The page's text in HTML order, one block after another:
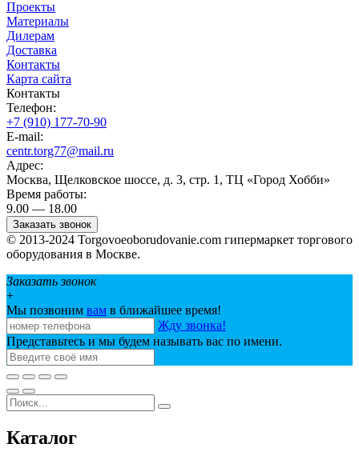
Проекты
Материалы
Дилерам
Доставка
Контакты
Карта сайта
Контакты
Телефон:
+7 (910) 177-70-90
E-mail:
centr.torg77@mail.ru
Адрес:
Москва, Щелковское шоссе, д. 3, стр. 1, ТЦ «Город Хобби»
Время работы:
9.00 — 18.00
Заказать звонок
© 2013-2024 Torgovoeoborudovanie.com гипермаркет торгового
оборудования в Москве.
Заказать звонок
+
Мы позвоним вам в ближайшее время!
Жду звонка!
Представьтесь и мы будем называть вас по имени.
Каталог